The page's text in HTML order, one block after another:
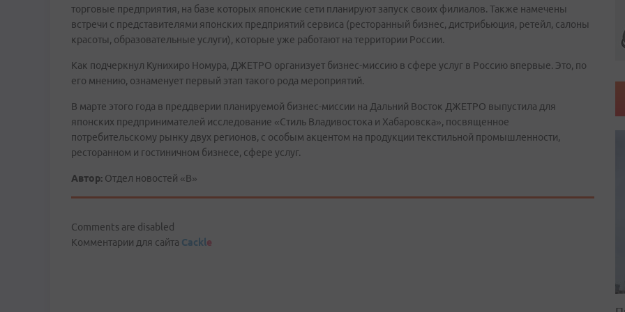
торговые предприятия, на базе которых японские сети планируют запуск своих филиалов. Также намечены
встречи с представителями японских предприятий сервиса (ресторанный бизнес, дистрибьюция, ретейл, салоны
красоты, образовательные услуги), которые уже работают на территории России.
Как подчеркнул Кунихиро Номура, ДЖЕТРО организует бизнес-миссию в сфере услуг в Россию впервые. Это, по
его мнению, ознаменует первый этап такого рода мероприятий.
В марте этого года в преддверии планируемой бизнес-миссии на Дальний Восток ДЖЕТРО выпустила для
японских предпринимателей исследование «Стиль Владивостока и Хабаровска», посвященное
потребительскому рынку двух регионов, с особым акцентом на продукции текстильной промышленности,
ресторанном и гостиничном бизнесе, сфере услуг.
Автор: Отдел новостей «В»
Comments are disabled
Комментарии для сайта Cackle